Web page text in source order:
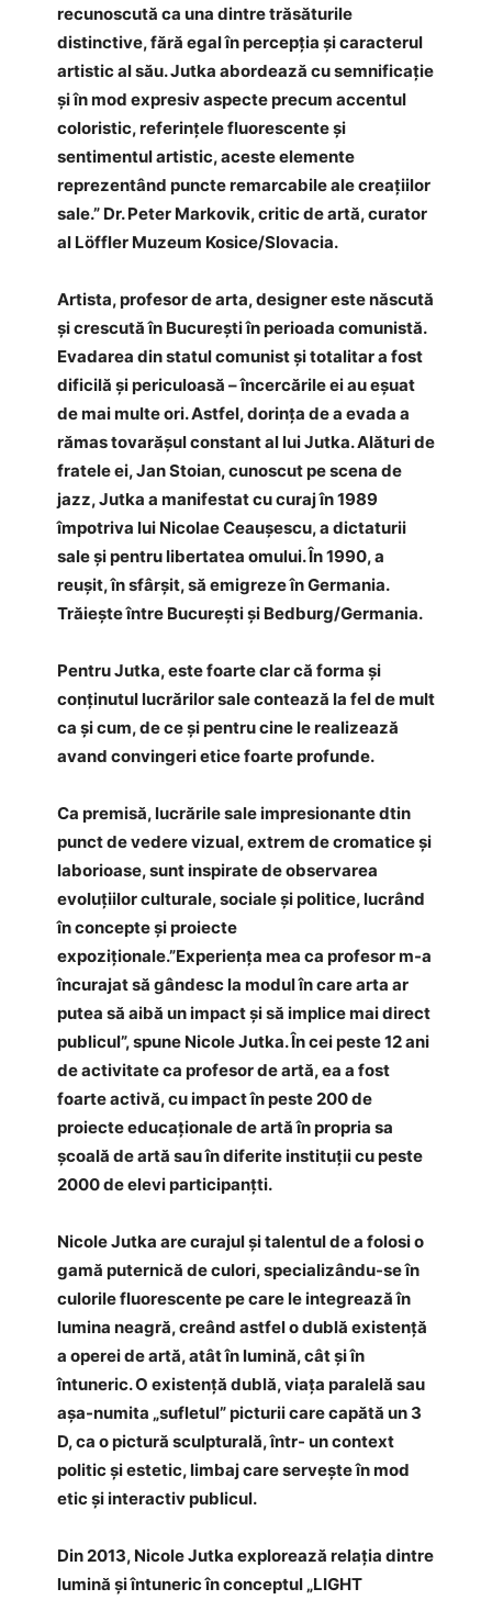
recunoscută ca una dintre trăsăturile
distinctive, fără egal în percepția și caracterul
artistic al său. Jutka abordează cu semnificație
și în mod expresiv aspecte precum accentul
coloristic, referințele fluorescente și
sentimentul artistic, aceste elemente
reprezentând puncte remarcabile ale creațiilor
sale.” Dr. Peter Markovik, critic de artă, curator
al Löffler Muzeum Kosice/Slovacia.
Artista, profesor de arta, designer este născută
și crescută în București în perioada comunistă.
Evadarea din statul comunist și totalitar a fost
dificilă și periculoasă – încercările ei au eșuat
de mai multe ori. Astfel, dorința de a evada a
rămas tovarășul constant al lui Jutka. Alături de
fratele ei, Jan Stoian, cunoscut pe scena de
jazz, Jutka a manifestat cu curaj în 1989
împotriva lui Nicolae Ceaușescu, a dictaturii
sale și pentru libertatea omului. În 1990, a
reușit, în sfârșit, să emigreze în Germania.
Trăiește între București și Bedburg/Germania.
Pentru Jutka, este foarte clar că forma și
conținutul lucrărilor sale contează la fel de mult
ca și cum, de ce și pentru cine le realizează
avand convingeri etice foarte profunde.
Ca premisă, lucrările sale impresionante dtin
punct de vedere vizual, extrem de cromatice și
laborioase, sunt inspirate de observarea
evoluțiilor culturale, sociale și politice, lucrând
în concepte și proiecte
expoziționale.”Experiența mea ca profesor m-a
încurajat să gândesc la modul în care arta ar
putea să aibă un impact și să implice mai direct
publicul”, spune Nicole Jutka. În cei peste 12 ani
de activitate ca profesor de artă, ea a fost
foarte activă, cu impact în peste 200 de
proiecte educaționale de artă în propria sa
școală de artă sau în diferite instituții cu peste
2000 de elevi participanțti.
Nicole Jutka are curajul și talentul de a folosi o
gamă puternică de culori, specializându-se în
culorile fluorescente pe care le integrează în
lumina neagră, creând astfel o dublă existență
a operei de artă, atât în lumină, cât și în
întuneric. O existență dublă, viața paralelă sau
așa-numita „sufletul” picturii care capătă un 3
D, ca o pictură sculpturală, într- un context
politic și estetic, limbaj care servește în mod
etic și interactiv publicul.
Din 2013, Nicole Jutka explorează relația dintre
lumină și întuneric în conceptul „LIGHT